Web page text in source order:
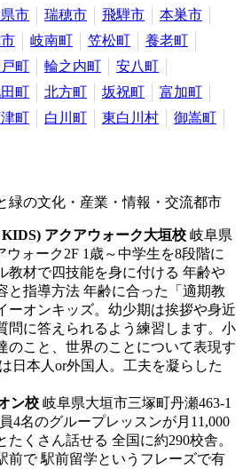
市 瑞穂市 飛騨市
本巣市
岐南町 笠松町
養老町
町 輪之内町
安八町
町 北方町 坂祝町
富加町
町 白川町 東白川村
御嵩町
の文化・産業・情報・交流都市
アクアウォーク大垣校 岐阜県
ウォーク2F 1歳～中学生を8段階に
教材で四技能を身に付ける 年齢や
と指導方法 年齢に合った「適期教
ーオンキッズ。幼少期は挨拶や身近
問に答えられるよう練習します。小
のこと、世界のことについて表現す
日本人or外国人。工夫を凝らした
ン校 岐阜県大垣市三塚町丹瀬463-1
4名のグループレッスンが月11,000
たくさん話せる 全国に約290校舎。
前で 駅前留学というフレーズで有